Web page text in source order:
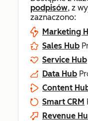
podpisów, z
zaznaczono:
Marketing
Sales Hub
Service Hub
Data Hub
Content
Smart CRM
Revenue